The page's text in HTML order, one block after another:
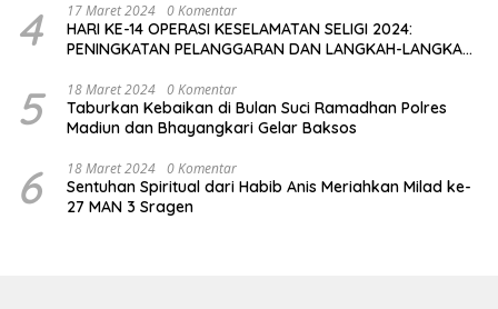
4 17 Maret 2024 0 Komentar
HARI KE-14 OPERASI KESELAMATAN SELIGI 2024:
PENINGKATAN PELANGGARAN DAN LANGKAH-LANGKAH
5 18 Maret 2024 0 Komentar
Taburkan Kebaikan di Bulan Suci Ramadhan Polres
Madiun dan Bhayangkari Gelar Baksos
6 18 Maret 2024 0 Komentar
Sentuhan Spiritual dari Habib Anis Meriahkan Milad ke-
27 MAN 3 Sragen